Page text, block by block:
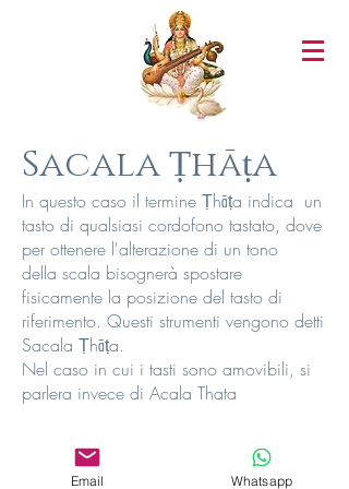
Sacala Ṭhāṭa
In questo caso il termine Ṭhāṭa indica un
tasto di qualsiasi cordofono tastato, dove
per ottenere l'alterazione di un tono
della scala bisognerà spostare
fisicamente la posizione del tasto di
riferimento. Questi strumenti vengono detti
Sacala Ṭhāṭa.
Nel caso in cui i tasti sono amovibili, si
parlera invece di Acala Thata
Email Whatsapp